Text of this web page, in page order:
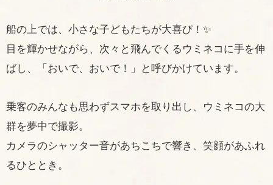
船の上では、小さな子どもたちが大喜び！✨
目を輝かせながら、次々と飛んでくるウミネコに手を伸
ばし、「おいで、おいで！」と呼びかけています。
乗客のみんなも思わずスマホを取り出し、ウミネコの大
群を夢中で撮影。
カメラのシャッター音があちこちで響き、笑顔があふれ
るひととき。